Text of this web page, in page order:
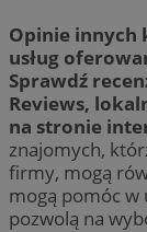
Opinie innych
usług
Sprawdź
Reviews,
na stronie
znajomych,
firmy, mogą
mogą pomóc
pozwolą na